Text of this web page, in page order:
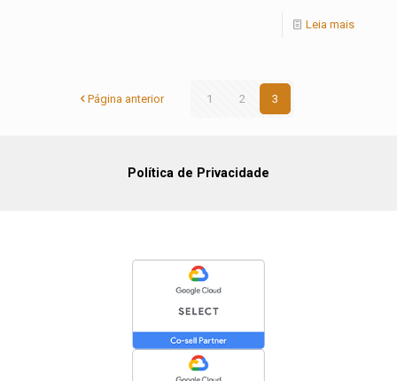
Leia mais
Página anterior 1 2 3
Política de Privacidade